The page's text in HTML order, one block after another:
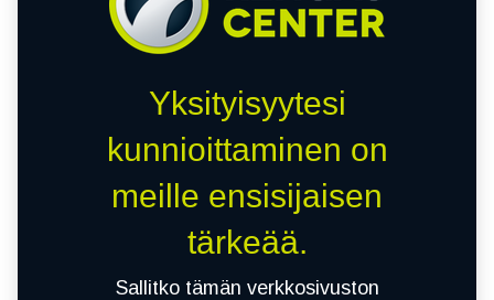
Yksityisyytesi
kunnioittaminen on
meille ensisijaisen
tärkeää.
Sallitko tämän verkkosivuston